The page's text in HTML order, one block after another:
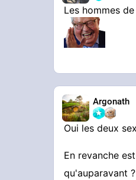
Les hommes
Argonath
Oui les deux
En revanche
qu'auparavant